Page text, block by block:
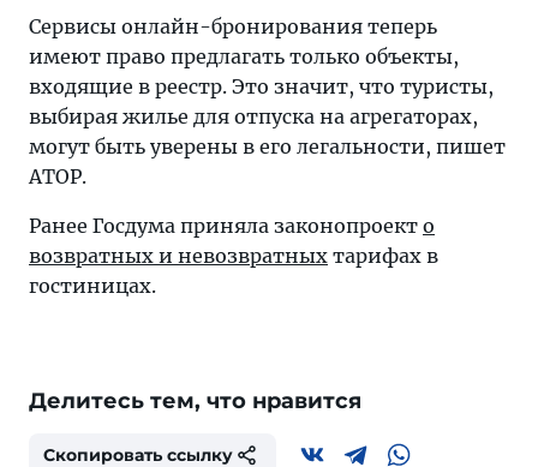
Сервисы онлайн-бронирования теперь
имеют право предлагать только объекты,
входящие в реестр. Это значит, что туристы,
выбирая жилье для отпуска на агрегаторах,
могут быть уверены в его легальности, пишет
АТОР.
Ранее Госдума приняла законопроект о
возвратных и невозвратных тарифах в
гостиницах.
Делитесь тем, что нравится
Скопировать ссылку